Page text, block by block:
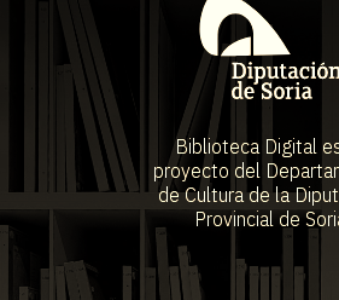
Biblioteca Digital
proyecto del
de Cultura de la
Provincial de